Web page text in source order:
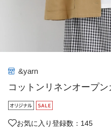
&yarn
コットンリネンオープ
お気に入り登録数：145